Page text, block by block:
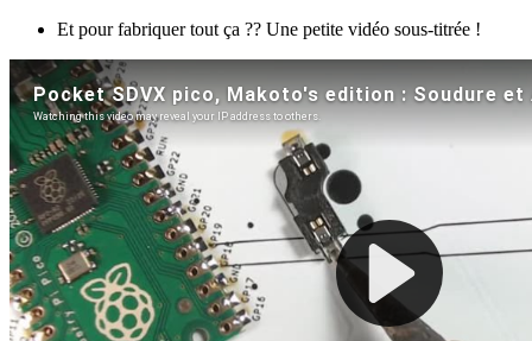
Et pour fabriquer tout ça ?? Une petite vidéo sous-titrée !